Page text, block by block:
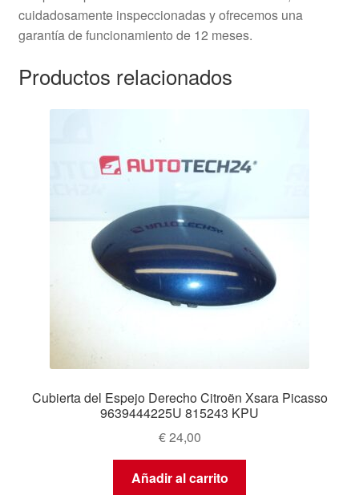
cuidadosamente inspeccionadas y ofrecemos una
garantía de funcionamiento de 12 meses.
Productos relacionados
Cubierta del Espejo Derecho Citroën Xsara Picasso
9639444225U 815243 KPU
€24,00
Añadir al carrito